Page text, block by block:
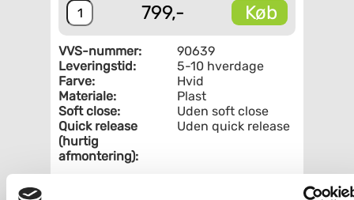
799,- Køb
VVS-nummer:
90639
Leveringstid:
5-10 hverdage
Farve:
Hvid
Materiale:
Plast
Soft close:
Uden soft close
Quick release
(hurtig
afmontering):
Uden quick release